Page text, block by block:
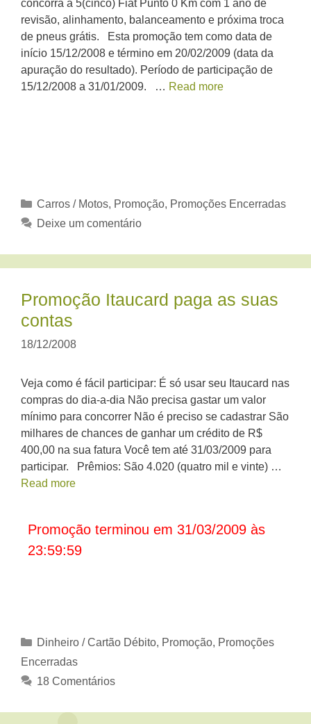
concorra a 5(cinco) Fiat Punto 0 Km com 1 ano de
revisão, alinhamento, balanceamento e próxima troca
de pneus grátis. Esta promoção tem como data de
início 15/12/2008 e término em 20/02/2009 (data da
apuração do resultado). Período de participação de
15/12/2008 a 31/01/2009. … Read more
Categorias
Carros / Motos, Promoção, Promoções Encerradas
Deixe um comentário
Promoção Itaucard paga as suas
contas
18/12/2008
Veja como é fácil participar: É só usar seu Itaucard nas
compras do dia-a-dia Não precisa gastar um valor
mínimo para concorrer Não é preciso se cadastrar São
milhares de chances de ganhar um crédito de R$
400,00 na sua fatura Você tem até 31/03/2009 para
participar. Prêmios: São 4.020 (quatro mil e vinte) …
Read more
Promoção terminou em 31/03/2009 às
23:59:59
Categorias
Dinheiro / Cartão Débito, Promoção, Promoções
Encerradas
18 Comentários